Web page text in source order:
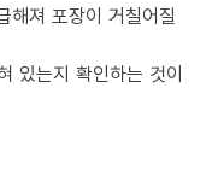
해져 포장이 거칠어질
있는지 확인하는 것이